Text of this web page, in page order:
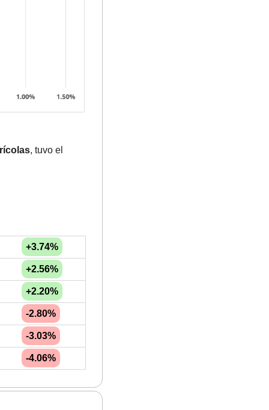
, tuvo el
+3.74%
+2.56%
+2.20%
-2.80%
-3.03%
-4.06%